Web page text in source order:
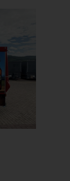
Next